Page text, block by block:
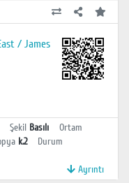
/ James
Şekil Basılı
Ortam
k.2
Durum
Ayrıntı